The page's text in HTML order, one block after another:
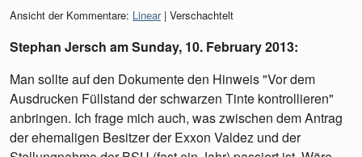
Ansicht der Kommentare: Linear| Verschachtelt
Stephan Jersch amSunday, 10. February 2013:
Man sollte auf den Dokumente den Hinweis "Vor dem
Ausdrucken Füllstand der schwarzen Tinte kontrollieren"
anbringen. Ich frage mich auch, was zwischen dem Antrag
der ehemaligen Besitzer der Exxon Valdez und der